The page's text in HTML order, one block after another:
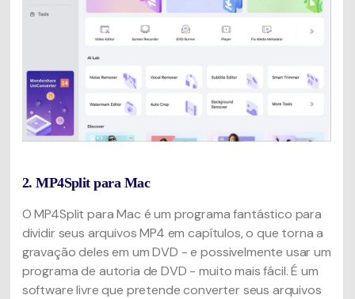
2. MP4Split para Mac
O MP4Split para Mac é um programa fantástico para
dividir seus arquivos MP4 em capítulos, o que torna a
gravação deles em um DVD - e possivelmente usar um
programa de autoria de DVD - muito mais fácil. É um
software livre que pretende converter seus arquivos